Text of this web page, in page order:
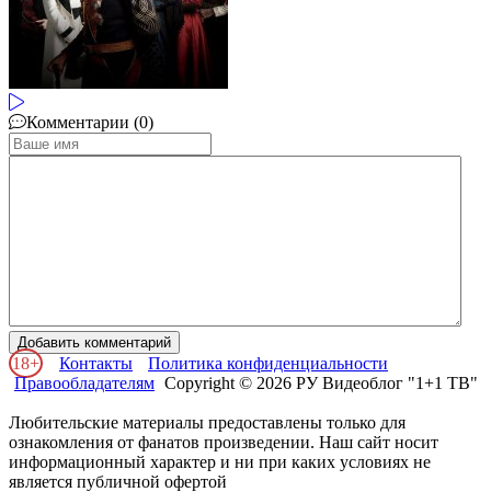
Комментарии (0)
Добавить комментарий
18+ Контакты
Политика конфиденциальности
Правообладателям Copyright © 2026 РУ Видеоблог "1+1 ТВ"
Любительские материалы предоставлены только для
ознакомления от фанатов произведении. Наш сайт носит
информационный характер и ни при каких условиях не
является публичной офертой